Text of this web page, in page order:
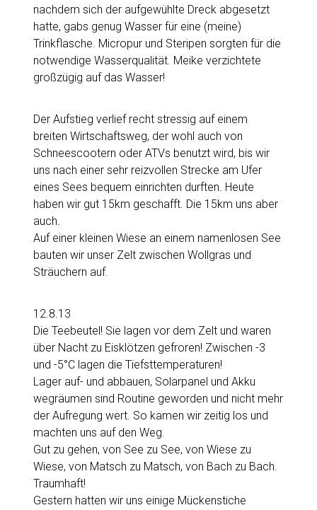
nachdem sich der aufgewühlte Dreck abgesetzt
hatte, gabs genug Wasser für eine (meine)
Trinkflasche. Micropur und Steripen sorgten für die
notwendige Wasserqualität. Meike verzichtete
großzügig auf das Wasser!
Der Aufstieg verlief recht stressig auf einem
breiten Wirtschaftsweg, der wohl auch von
Schneescootern oder ATVs benutzt wird, bis wir
uns nach einer sehr reizvollen Strecke am Ufer
eines Sees bequem einrichten durften. Heute
haben wir gut 15km geschafft. Die 15km uns aber
auch.
Auf einer kleinen Wiese an einem namenlosen See
bauten wir unser Zelt zwischen Wollgras und
Sträuchern auf.
12.8.13
Die Teebeutel! Sie lagen vor dem Zelt und waren
über Nacht zu Eisklötzen gefroren! Zwischen -3
und -5°C lagen die Tiefsttemperaturen!
Lager auf- und abbauen, Solarpanel und Akku
wegräumen sind Routine geworden und nicht mehr
der Aufregung wert. So kamen wir zeitig los und
machten uns auf den Weg.
Gut zu gehen, von See zu See, von Wiese zu
Wiese, von Matsch zu Matsch, von Bach zu Bach.
Traumhaft!
Gestern hatten wir uns einige Mückenstiche